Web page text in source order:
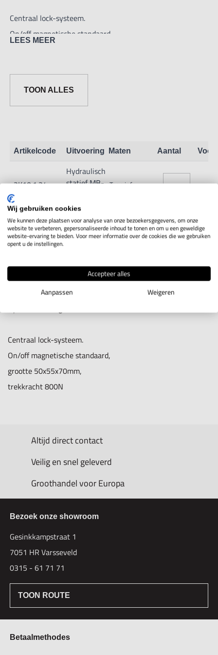
Centraal lock-systeem.
On/off magnetische standaard,
LEES MEER
TOON ALLES
Artikelcode Uitvoering Maten Aantal
2K10.1.24
Hydraulisch
statief MB- Toon info
IN WINKELWAGEN
Productomschrijving
Centraal lock-systeem.
On/off magnetische standaard,
grootte 50x55x70mm,
trekkracht 800N
Altijd direct contact
Veilig en snel geleverd
Groothandel voor Europa
Bezoek onze showroom
Gesinkkampstraat 1
7051 HR Varsseveld
0315 - 61 71 71
TOON ROUTE
Betaalmethodes
Wij gebruiken cookies
We kunnen deze plaatsen voor analyse van onze bezoekersgegevens, om onze
website te verbeteren, gepersonaliseerde inhoud te tonen en om u een geweldige
website-ervaring te bieden. Voor meer informatie over de cookies die we gebruiken
opent u de instellingen.
Accepteer alles
Aanpassen
Weigeren